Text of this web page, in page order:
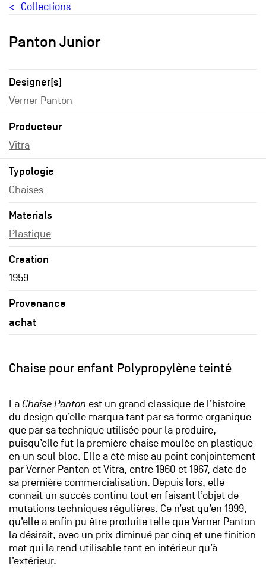
Collections
Panton Junior
Designer[s]
Verner Panton
Producteur
Vitra
Typologie
Chaises
Materials
Plastique
Creation
1959
Provenance
achat
Chaise pour enfant Polypropylène teinté
La Chaise Panton est un grand classique de l’histoire
du design qu’elle marqua tant par sa forme organique
que par sa technique utilisée pour la produire,
puisqu’elle fut la première chaise moulée en plastique
en un seul bloc. Elle a été mise au point conjointement
par Verner Panton et Vitra, entre 1960 et 1967, date de
sa première commercialisation. Depuis lors, elle
connait un succès continu tout en faisant l’objet de
mutations techniques régulières. Ce n’est qu’en 1999,
qu’elle a enfin pu être produite telle que Verner Panton
la désirait, avec un prix diminué par cinq et une finition
mat qui la rend utilisable tant en intérieur qu’à
l’extérieur.